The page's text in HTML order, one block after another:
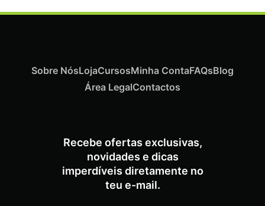
Recebe ofertas exclusivas,
novidades e dicas
imperdíveis diretamente no
teu e-mail.
Sobre NósLojaCursosMinha ContaFAQsBlog
Área LegalContactos